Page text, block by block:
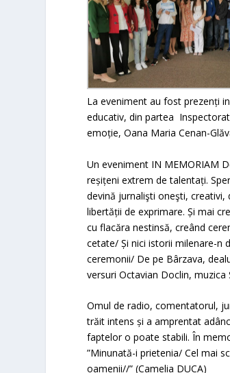
La eveniment au fost prezenți
educativ, din partea
emoție, Oana Maria Cenan-
Un eveniment IN MEMORIAM
reșițeni extrem de talentați.
devină jurnalişti oneşti,
libertății de exprimare. Și mai
cu flacăra nestinsă, creând
cetate/ Și nici istorii milenare-n
ceremonii/ De pe Bârzava,
versuri Octavian Doclin, muzica
Omul de radio, comentatorul,
trăit intens și a amprentat
faptelor o poate stabili. În
”Minunată-i prietenia/ Cel mai
oamenii//” (Camelia DUCA)